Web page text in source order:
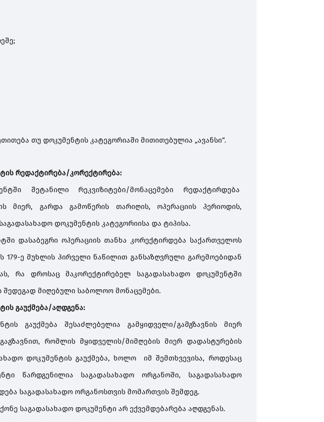
თუ დოკუმენტის კატეგორიაში მითითებულია „ავანსი“.
რედაქტირება/კორექტირება:
შეტანილი რეკვიზიტები/მონაცემები რედაქტირდება
მიერ, გარდა გამოწერის თარიღის, ოპერაციის პერიოდის,
დოკუმენტის კატეგორიისა და ტიპისა.
დასაბეგრი ოპერაციის თანხა კორექტირდება საქართველოს
179-ე მუხლის პირველი ნაწილით განსაზღვრული გარემოებიდან
რა დროსაც მაკორექტირებელ საგადასახადო დოკუმენტში
შედეგად მიღებული საბოლოო მონაცემები.
გაუქმება/აღდგენა:
გაუქმება შესაძლებელია გამყიდველი/გამგზავნის მიერ
რომლის მყიდველის/მიმღების მიერ დადასტურების
დოკუმენტის გაუქმება, ხოლო იმ შემთხვევისა, როდესაც
წარდგენილია საგადასახადო ორგანოში, საგადასახადო
საგადასახადო ორგანოსთვის მომართვის შემდეგ.
საგადასახადო დოკუმენტი არ ექვემდებარება აღდგენას.